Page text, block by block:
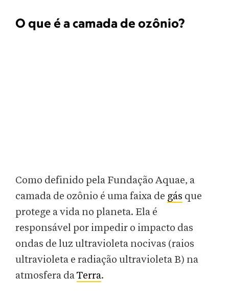
O que é a camada de ozônio?
Como definido pela Fundação Aquae, a
camada de ozônio é uma faixa de gás que
protege a vida no planeta. Ela é
responsável por impedir o impacto das
ondas de luz ultravioleta nocivas (raios
ultravioleta e radiação ultravioleta B) na
atmosfera daTerra.